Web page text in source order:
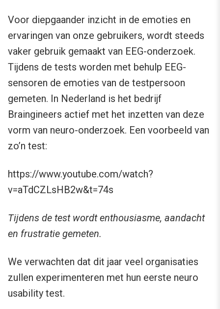
Voor diepgaander inzicht in de emoties en
ervaringen van onze gebruikers, wordt steeds
vaker gebruik gemaakt van EEG-onderzoek.
Tijdens de tests worden met behulp EEG-
sensoren de emoties van de testpersoon
gemeten. In Nederland is het bedrijf
Braingineers actief met het inzetten van deze
vorm van neuro-onderzoek. Een voorbeeld van
zo’n test:
https://www.youtube.com/watch?
v=aTdCZLsHB2w&t=74s
Tijdens de test wordt enthousiasme, aandacht
en frustratie gemeten.
We verwachten dat dit jaar veel organisaties
zullen experimenteren met hun eerste neuro
usability test.